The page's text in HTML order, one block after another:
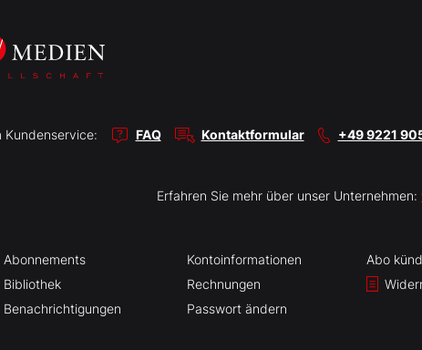
Kundenservice: FAQ Kontaktformular +49 9221
Erfahren Sie mehr über unser Unternehmen:
Abonnements
Bibliothek
Benachrichtigungen
Kontoinformationen
Rechnungen
Passwort ändern
Abo